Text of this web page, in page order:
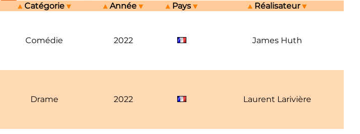
Catégorie Année Pays Réalisateur
Comédie 2022 James Huth
Drame 2022 Laurent Larivière